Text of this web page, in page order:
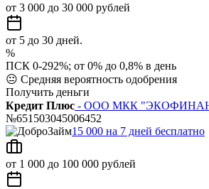
от 3 000 до 30 000 рублей
от 5 до 30 дней.
%
ПСК 0-292%; от 0% до 0,8% в день
😐 Средняя вероятность одобрения
Получить деньги
Кредит Плюс - ООО МКК
№651503045006452
15 000 на 7 дней бесплатно
от 1 000 до 100 000 рублей